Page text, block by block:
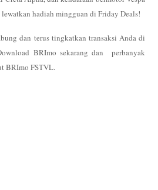
hadiah mingguan di Friday Deals!
dan terus tingkatkan transaksi Anda di
BRImo sekarang dan perbanyak
BRImo FSTVL.